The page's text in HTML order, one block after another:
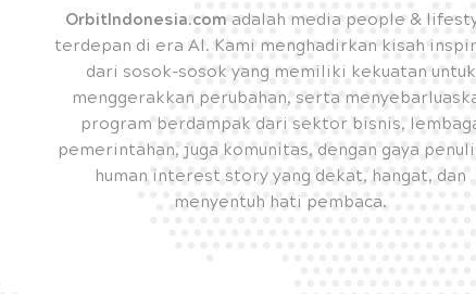
OrbitIndonesia.com adalah media people &
terdepan di era AI. Kami menghadirkan kisah
dari sosok-sosok yang memiliki kekuatan untuk
menggerakkan perubahan, serta
program berdampak dari sektor bisnis,
pemerintahan, juga komunitas, dengan gaya
human interest story yang dekat, hangat, dan
menyentuh hati pembaca.